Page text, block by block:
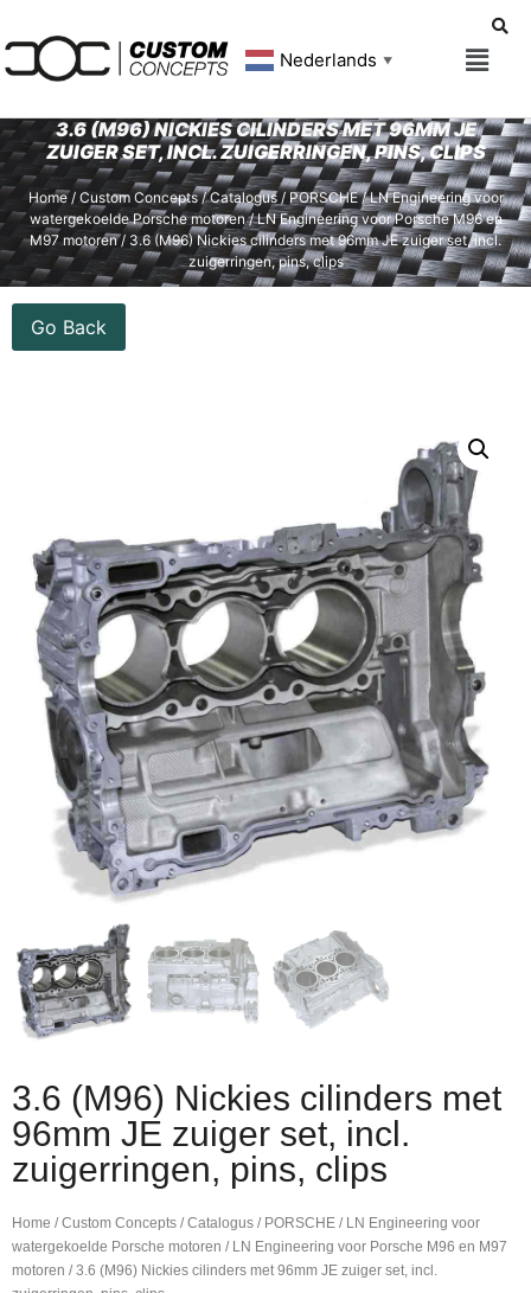
Nederlands ▼
3.6 (M96) NICKIES CILINDERS MET 96MM JE
ZUIGER SET, INCL. ZUIGERRINGEN, PINS, CLIPS
Home/ Custom Concepts/Catalogus/ PORSCHE/LN Engineering voor
watergekoelde Porsche motoren/LN Engineering voor Porsche M96 en
M97 motoren/ 3.6 (M96) Nickies cilinders met 96mm JE zuiger set, incl.
zuigerringen, pins, clips
Go Back
3.6 (M96) Nickies cilinders met
96mm JE zuiger set, incl.
zuigerringen, pins, clips
Home /Custom Concepts /Catalogus / PORSCHE / LN Engineering voor
watergekoelde Porsche motoren / LN Engineering voor Porsche M96 en M97
motoren / 3.6 (M96) Nickies cilinders met 96mm JE zuiger set, incl.